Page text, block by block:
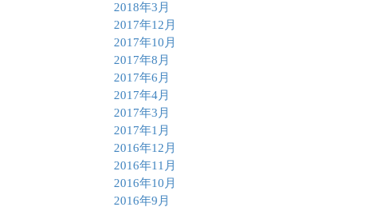
2018年3月
2017年12月
2017年10月
2017年8月
2017年6月
2017年4月
2017年3月
2017年1月
2016年12月
2016年11月
2016年10月
2016年9月